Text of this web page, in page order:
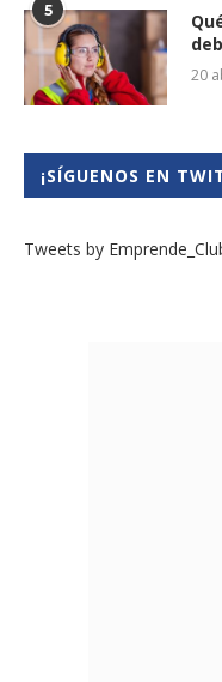
5
20
¡SÍGUENOS EN
Tweets by